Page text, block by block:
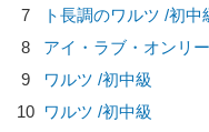
7
ト長調のワルツ /初中
8
アイ・ラブ・オンリ
9
ワルツ /初中級
10 ワルツ /初中級